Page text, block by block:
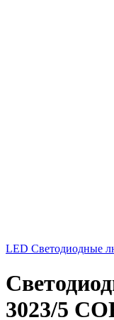
LED Светодиодные
3023/5